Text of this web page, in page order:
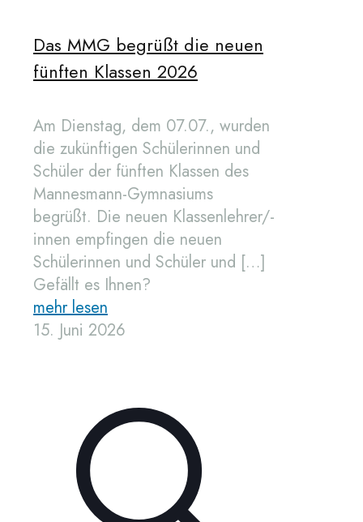
Das MMG begrüßt die neuen
fünften Klassen 2026
Am Dienstag, dem 07.07., wurden
die zukünftigen Schülerinnen und
Schüler der fünften Klassen des
Mannesmann-Gymnasiums
begrüßt. Die neuen Klassenlehrer/-
innen empfingen die neuen
Schülerinnen und Schüler und […]
Gefällt es Ihnen?
mehr lesen
15. Juni 2026